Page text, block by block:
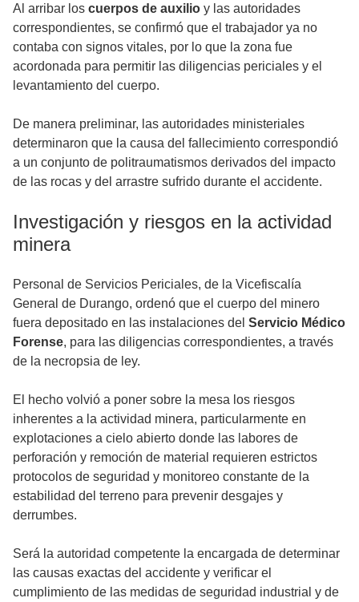
Al arribar los cuerpos de auxilio y las autoridades
correspondientes, se confirmó que el trabajador ya no
contaba con signos vitales, por lo que la zona fue
acordonada para permitir las diligencias periciales y el
levantamiento del cuerpo.
De manera preliminar, las autoridades ministeriales
determinaron que la causa del fallecimiento correspondió
a un conjunto de politraumatismos derivados del impacto
de las rocas y del arrastre sufrido durante el accidente.
Investigación y riesgos en la actividad
minera
Personal de Servicios Periciales, de la Vicefiscalía
General de Durango, ordenó que el cuerpo del minero
fuera depositado en las instalaciones del Servicio Médico
Forense, para las diligencias correspondientes, a través
de la necropsia de ley.
El hecho volvió a poner sobre la mesa los riesgos
inherentes a la actividad minera, particularmente en
explotaciones a cielo abierto donde las labores de
perforación y remoción de material requieren estrictos
protocolos de seguridad y monitoreo constante de la
estabilidad del terreno para prevenir desgajes y
derrumbes.
Será la autoridad competente la encargada de determinar
las causas exactas del accidente y verificar el
cumplimiento de las medidas de seguridad industrial y de